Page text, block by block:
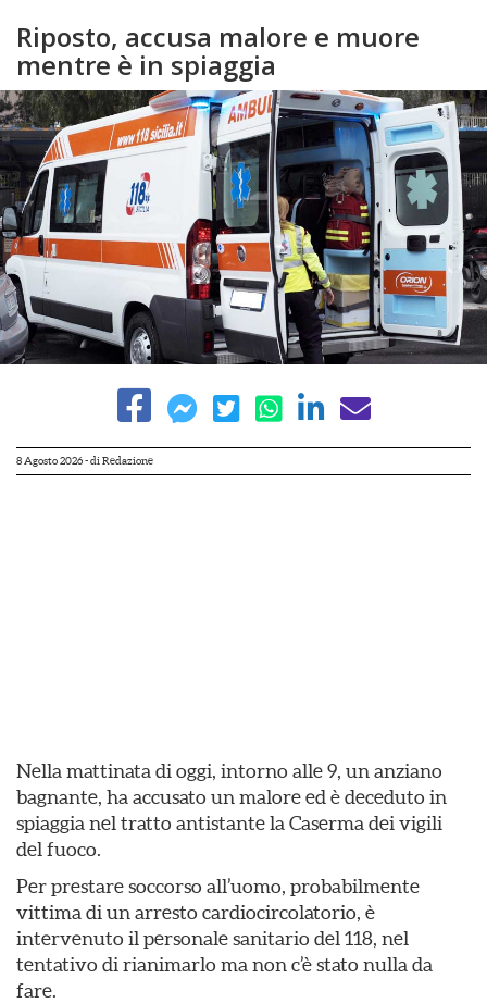
Riposto, accusa malore e muore
mentre è in spiaggia
8 Agosto 2026- di Redazione
Nella mattinata di oggi, intorno alle 9, un anziano
bagnante, ha accusato un malore ed è deceduto in
spiaggia nel tratto antistante la Caserma dei vigili
del fuoco.
Per prestare soccorso all’uomo, probabilmente
vittima di un arresto cardiocircolatorio, è
intervenuto il personale sanitario del 118, nel
tentativo di rianimarlo ma non c’è stato nulla da
fare.